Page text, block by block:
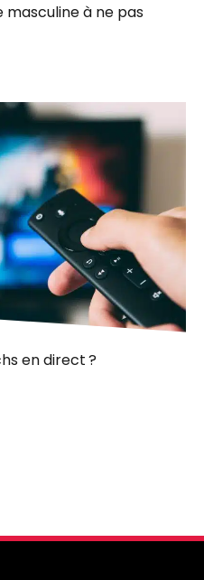
masculine à ne pas
en direct ?